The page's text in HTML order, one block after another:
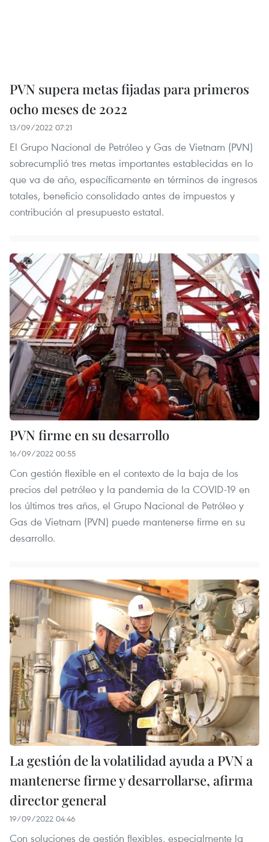
PVN supera metas fijadas para primeros
ocho meses de 2022
13/09/2022 07:21
El Grupo Nacional de Petróleo y Gas de Vietnam (PVN)
sobrecumplió tres metas importantes establecidas en lo
que va de año, específicamente en términos de ingresos
totales, beneficio consolidado antes de impuestos y
contribución al presupuesto estatal.
PVN firme en su desarrollo
16/09/2022 00:55
Con gestión flexible en el contexto de la baja de los
precios del petróleo y la pandemia de la COVID-19 en
los últimos tres años, el Grupo Nacional de Petróleo y
Gas de Vietnam (PVN) puede mantenerse firme en su
desarrollo.
La gestión de la volatilidad ayuda a PVN a
mantenerse firme y desarrollarse, afirma
director general
19/09/2022 04:46
Con soluciones de gestión flexibles, especialmente la